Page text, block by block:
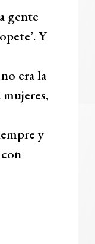
gente
Y
era la
mujeres,
y